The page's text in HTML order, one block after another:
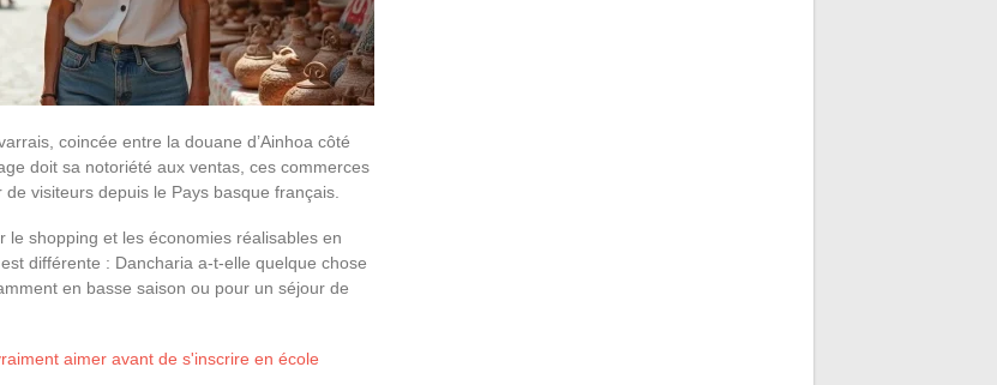
coincée entre la douane d’Ainhoa côté
doit sa notoriété aux ventas, ces commerces
visiteurs depuis le Pays basque français.
shopping et les économies réalisables en
différente : Dancharia a-t-elle quelque chose
en basse saison ou pour un séjour de
aimer avant de s'inscrire en école